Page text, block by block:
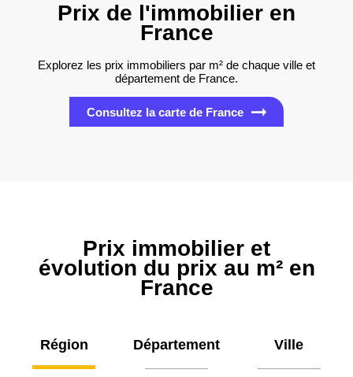
Prix de l'immobilier en
France
Explorez les prix immobiliers par m² de chaque ville et
département de France.
Consultez la carte de France
Prix immobilier et
évolution du prix au m² en
France
région département ville